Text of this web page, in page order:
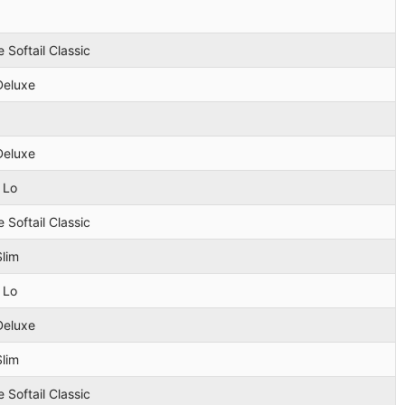
Softail Classic
Lo
Softail Classic
Lo
Softail Classic